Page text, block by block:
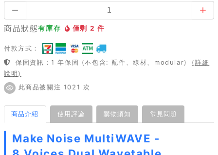
商品狀態有庫存 僅剩 2 件
付款方式：
保固資訊：1 年保固 (不包含: 配件、線材、modular)
(詳細
說明)
此商品被關注 1021 次
商品介紹 使用評論 購物須知 常見問題
Make Noise MultiWAVE -